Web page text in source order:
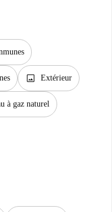
image Extérieur
à gaz naturel